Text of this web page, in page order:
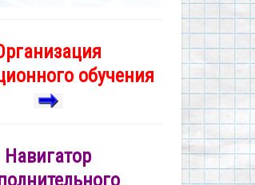
обучения
Навигатор